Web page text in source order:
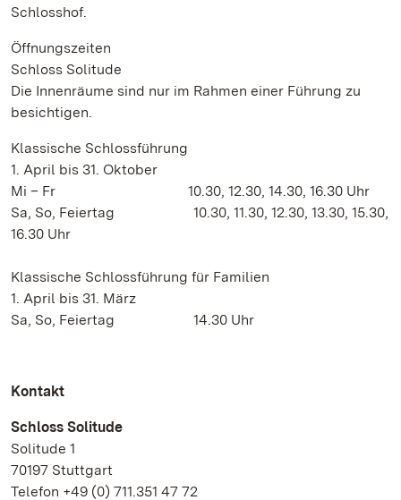
Schlosshof.
Öffnungszeiten
Schloss Solitude
Die Innenräume sind nur im Rahmen einer Führung zu
besichtigen.
Klassische Schlossführung
1. April bis 31. Oktober
Mi – Fr 10.30, 12.30, 14.30, 16.30 Uhr
Sa, So, Feiertag 10.30, 11.30, 12.30, 13.30, 15.30,
16.30 Uhr
Klassische Schlossführung für Familien
1. April bis 31. März
Sa, So, Feiertag 14.30 Uhr
Kontakt
Schloss Solitude
Solitude 1
70197 Stuttgart
Telefon +49 (0) 711.351 47 72